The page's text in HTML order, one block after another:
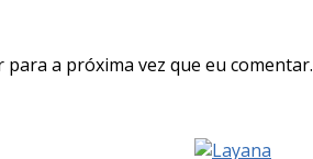
a próxima vez que eu comentar.